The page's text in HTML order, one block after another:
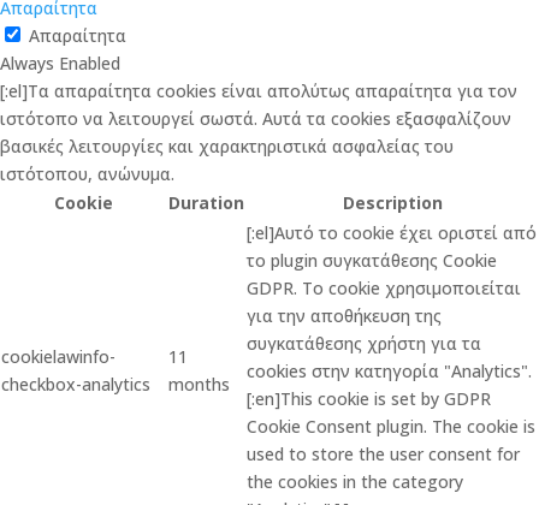
Απαραίτητα
Απαραίτητα
Always Enabled
[:el]Τα απαραίτητα cookies είναι απολύτως απαραίτητα για τον
ιστότοπο να λειτουργεί σωστά. Αυτά τα cookies εξασφαλίζουν
βασικές λειτουργίες και χαρακτηριστικά ασφαλείας του
ιστότοπου, ανώνυμα.
Cookie
Duration Description
cookielawinfo-
checkbox-analytics
11
months
[:el]Αυτό το cookie έχει οριστεί από
το plugin συγκατάθεσης Cookie
GDPR. Το cookie χρησιμοποιείται
για την αποθήκευση της
συγκατάθεσης χρήστη για τα
cookies στην κατηγορία "Analytics".
[:en]This cookie is set by GDPR
Cookie Consent plugin. The cookie is
used to store the user consent for
the cookies in the category